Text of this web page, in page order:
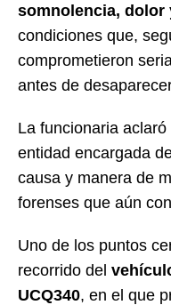
somnolencia, dolor
condiciones que,
comprometieron
antes de
La funcionaria
entidad encargada
causa y manera de
forenses que aún
Uno de los puntos
recorrido del
UCQ340, en el que